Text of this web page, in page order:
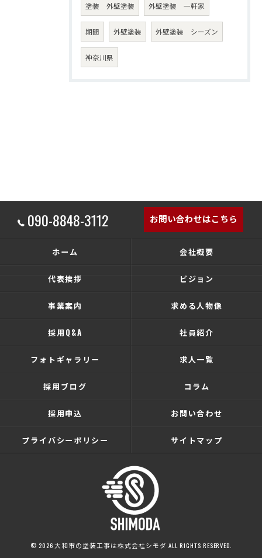
塗装 外壁塗装 外壁塗装 一軒家
期間 外壁塗装 外壁塗装 シーズン
神奈川県
090-8848-3112 お問い合わせはこちら
ホーム 会社概要
代表挨拶 ビジョン
事業案内 求める人物像
採用Q&A 社員紹介
フォトギャラリー 求人一覧
採用ブログ コラム
採用申込 お問い合わせ
プライバシーポリシー サイトマップ
© 2026 大和市の塗装工事は株式会社シモダ ALL RIGHTS RESERVED.